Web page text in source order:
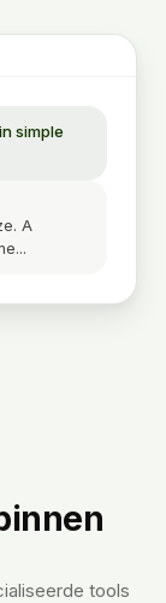
simple
A
tools